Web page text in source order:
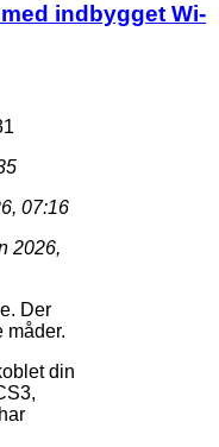
indbygget Wi-
07:16
2026,
Der
måder.
din